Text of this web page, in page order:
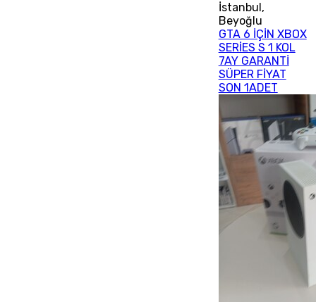
İstanbul ,
Beyoğlu
GTA 6 İÇİN XBOX
SERİES S 1 KOL
7AY GARANTİ
SÜPER FİYAT
SON 1ADET